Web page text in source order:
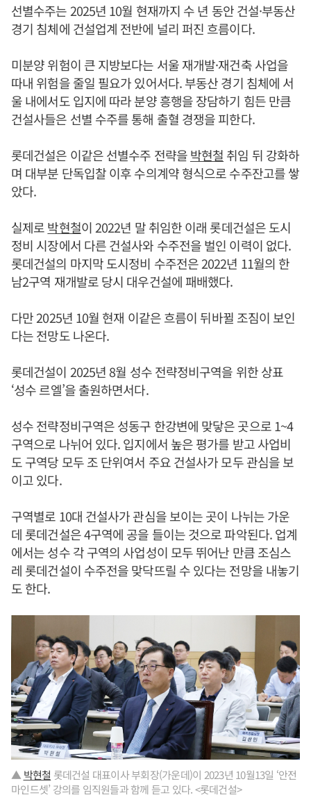
선별수주는 2025년 10월 현재까지 수 년 동안 건설·부동산
경기 침체에 건설업계 전반에 널리 퍼진 흐름이다.
미분양 위험이 큰 지방보다는 서울 재개발·재건축 사업을
따내 위험을 줄일 필요가 있어서다. 부동산 경기 침체에 서
울 내에서도 입지에 따라 분양 흥행을 장담하기 힘든 만큼
건설사들은 선별 수주를 통해 출혈 경쟁을 피한다.
롯데건설은 이같은 선별수주 전략을박현철 취임 뒤 강화하
며 대부분 단독입찰 이후 수의계약 형식으로 수주잔고를 쌓
았다.
실제로박현철이 2022년 말 취임한 이래 롯데건설은 도시
정비 시장에서 다른 건설사와 수주전을 벌인 이력이 없다.
롯데건설의 마지막 도시정비 수주전은 2022년 11월의 한
남2구역 재개발로 당시 대우건설에 패배했다.
다만 2025년 10월 현재 이같은 흐름이 뒤바뀔 조짐이 보인
다는 전망도 나온다.
롯데건설이 2025년 8월 성수 전략정비구역을 위한 상표
‘성수 르엘’을 출원하면서다.
성수 전략정비구역은 성동구 한강변에 맞닿은 곳으로 1~4
구역으로 나뉘어 있다. 입지에서 높은 평가를 받고 사업비
도 구역당 모두 조 단위여서 주요 건설사가 모두 관심을 보
이고 있다.
구역별로 10대 건설사가 관심을 보이는 곳이 나뉘는 가운
데 롯데건설은 4구역에 공을 들이는 것으로 파악된다. 업계
에서는 성수 각 구역의 사업성이 모두 뛰어난 만큼 조심스
레 롯데건설이 수주전을 맞닥뜨릴 수 있다는 전망을 내놓기
도 한다.
▲ 박현철 롯데건설 대표이사 부회장(가운데)이 2023년 10월13일 ‘안전
마인드셋’ 강의를 임직원들과 함께 듣고 있다. <롯데건설>